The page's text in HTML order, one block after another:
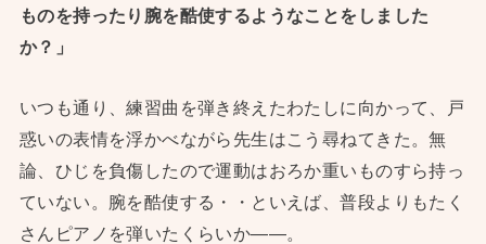
ものを持ったり腕を酷使するようなことをしました
か？」
いつも通り、練習曲を弾き終えたわたしに向かって、戸
惑いの表情を浮かべながら先生はこう尋ねてきた。無
論、ひじを負傷したので運動はおろか重いものすら持っ
ていない。腕を酷使する・・といえば、普段よりもたく
さんピアノを弾いたくらいか——。